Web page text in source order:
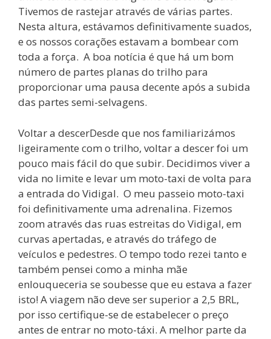
Tivemos de rastejar através de várias partes.
Nesta altura, estávamos definitivamente suados,
e os nossos corações estavam a bombear com
toda a força. A boa notícia é que há um bom
número de partes planas do trilho para
proporcionar uma pausa decente após a subida
das partes semi-selvagens.
Voltar a descerDesde que nos familiarizámos
ligeiramente com o trilho, voltar a descer foi um
pouco mais fácil do que subir. Decidimos viver a
vida no limite e levar um moto-taxi de volta para
a entrada do Vidigal. O meu passeio moto-taxi
foi definitivamente uma adrenalina. Fizemos
zoom através das ruas estreitas do Vidigal, em
curvas apertadas, e através do tráfego de
veículos e pedestres. O tempo todo rezei tanto e
também pensei como a minha mãe
enlouqueceria se soubesse que eu estava a fazer
isto! A viagem não deve ser superior a 2,5 BRL,
por isso certifique-se de estabelecer o preço
antes de entrar no moto-táxi. A melhor parte da